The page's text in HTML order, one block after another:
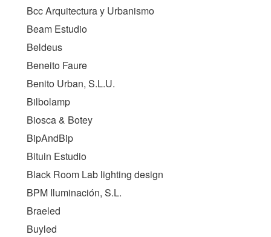
Bcc Arquitectura y Urbanismo
Beam Estudio
Beldeus
Beneito Faure
Benito Urban, S.L.U.
Bilbolamp
Biosca & Botey
BipAndBip
Bituin Estudio
Black Room Lab lighting design
BPM Iluminación, S.L.
Braeled
Buyled